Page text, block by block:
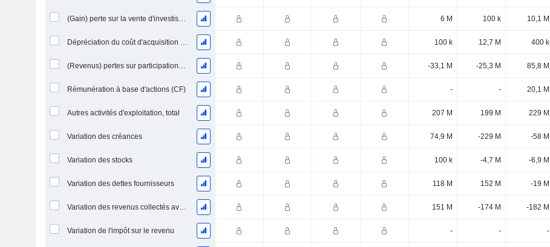
(Gain) perte sur la vente d'investissements - (CF) 6 M 100 k 10,1 M
Dépréciation du coût d'acquisition d'actifs et dépenses de restructuration 100 k 12,7 M 400 k
(Revenus) pertes sur participations - (CF) -33,1 M -25,3 M 85,8 M
Rémunération à base d'actions (CF) - - 20,1 M
Autres activités d'exploitation, total 207 M 199 M 229 M
Variation des créances 74,9 M -229 M -58 M
Variation des stocks 100 k -4,7 M -6,9 M
Variation des dettes fournisseurs 118 M 152 M -19 M
Variation des revenus collectés avant livraison 151 M -174 M -182 M
Variation de l'impôt sur le revenu - - -